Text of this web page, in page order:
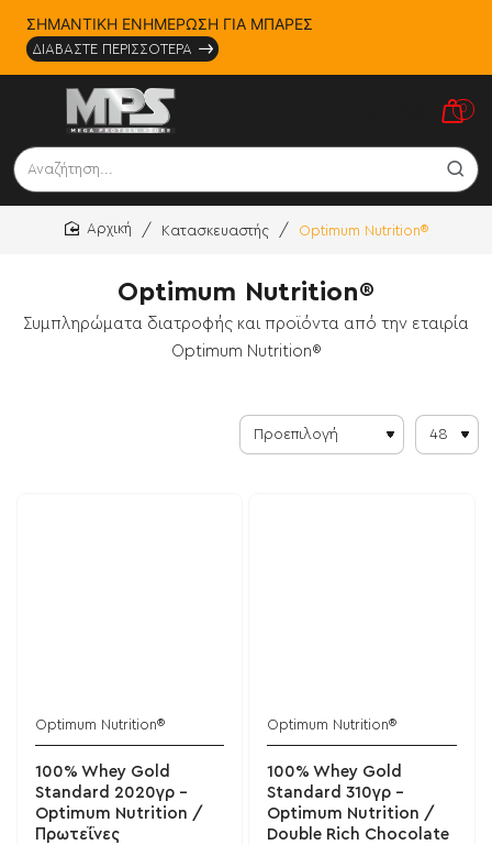
ΣΗΜΑΝΤΙΚΗ ΕΝΗΜΕΡΩΣΗ ΓΙΑ ΜΠΑΡΕΣ
ΔΙΑΒΑΣΤΕ ΠΕΡΙΣΣΟΤΕΡΑ
0
Αναζήτηση...
Optimum Nutrition®
Συμπληρώματα διατροφής και προϊόντα από την εταιρία
Optimum Nutrition®
Κατασκευαστής Optimum Nutrition®
Optimum Nutrition®
100% Whey Gold
Standard 2020γρ -
Optimum Nutrition /
Πρωτεΐνες
Optimum Nutrition®
100% Whey Gold
Standard 310γρ -
Optimum Nutrition /
Double Rich Chocolate